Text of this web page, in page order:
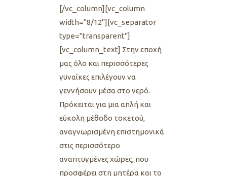
[/vc_column][vc_column
width="8/12"][vc_separator
type="transparent"]
[vc_column_text] Στην εποχή
μας όλο και περισσότερες
γυναίκες επιλέγουν να
γεννήσουν μέσα στο νερό.
Πρόκειται για μια απλή και
εύκολη μέθοδο τοκετού,
αναγνωρισμένη επιστημονικά
στις περισσότερο
αναπτυγμένες χώρες, που
προσφέρει στη μητέρα και το